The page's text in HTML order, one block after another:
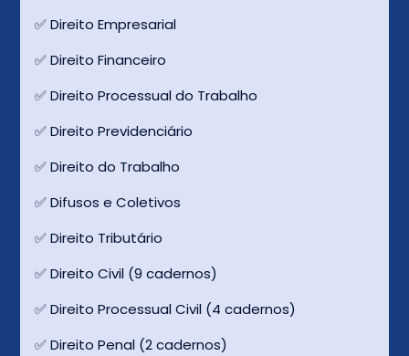
✅ Direito Empresarial
✅ Direito Financeiro
✅ Direito Processual do Trabalho
✅ Direito Previdenciário
✅ Direito do Trabalho
✅ Difusos e Coletivos
✅ Direito Tributário
✅ Direito Civil (9 cadernos)
✅ Direito Processual Civil (4 cadernos)
✅ Direito Penal (2 cadernos)